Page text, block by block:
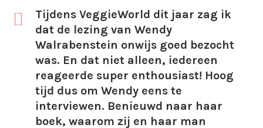
Tijdens VeggieWorld dit jaar zag ik
dat de lezing van Wendy
Walrabenstein onwijs goed bezocht
was. En dat niet alleen, iedereen
reageerde super enthousiast! Hoog
tijd dus om Wendy eens te
interviewen. Benieuwd naar haar
boek, waarom zij en haar man